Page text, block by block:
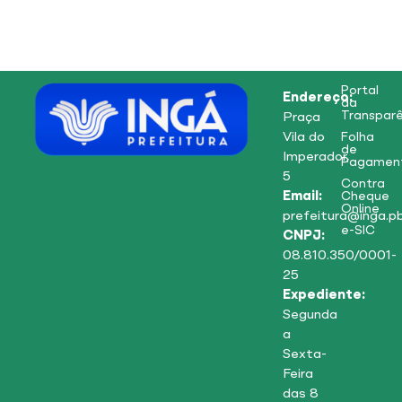
Endereço:
Praça
Vila do
Imperador,
5
Email:
CNPJ:
08.810.350/0001-
25
Expediente:
Segunda
a
Sexta-
Feira
das 8
Portal
da
Folha
de
Contra
Cheque
Online
e-SIC